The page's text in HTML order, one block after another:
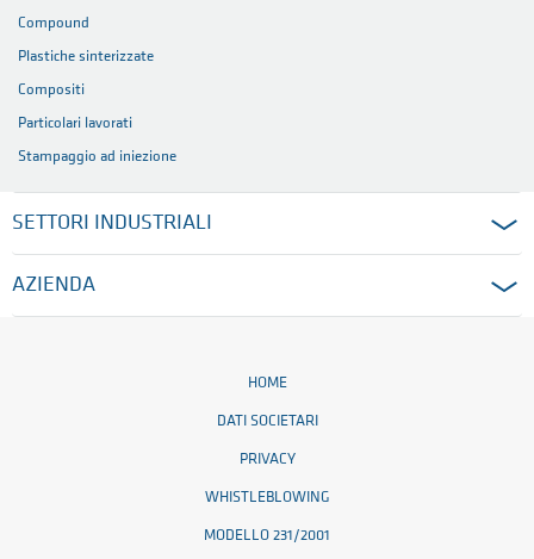
Compound
Plastiche sinterizzate
Compositi
Particolari lavorati
Stampaggio ad iniezione
SETTORI INDUSTRIALI
AZIENDA
HOME
DATI SOCIETARI
PRIVACY
WHISTLEBLOWING
MODELLO 231/2001